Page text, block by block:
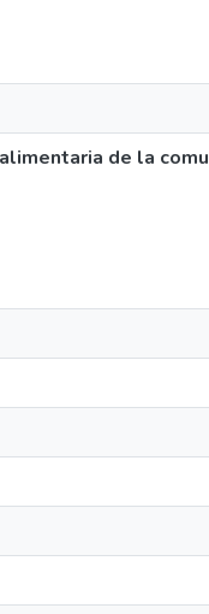
de la